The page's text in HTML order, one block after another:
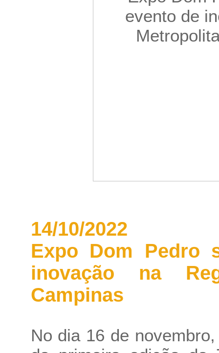
14/10/2022
Expo Dom Pedro
inovação na
Campinas
No dia 16 de